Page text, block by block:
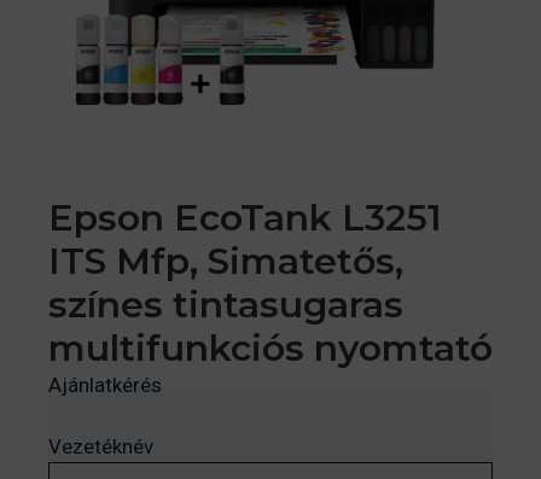
Epson EcoTank L3251
ITS Mfp, Simatetős,
színes tintasugaras
multifunkciós nyomtató
Ajánlatkérés
Vezetéknév